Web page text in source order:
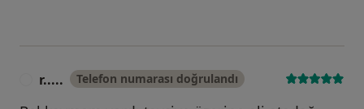
r..... Telefon numarası doğrulandı